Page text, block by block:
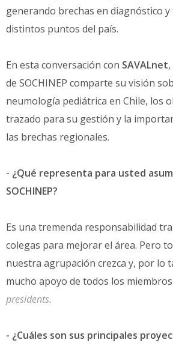
generando brechas en diagnóstico
distintos puntos del país.
En esta conversación con SAVALnet
de SOCHINEP comparte su visión
neumología pediátrica en Chile, los
trazado para su gestión y la
las brechas regionales.
- ¿Qué representa para usted
SOCHINEP?
Es una tremenda responsabilidad
colegas para mejorar el área. Pero
nuestra agrupación crezca y, por lo
mucho apoyo de todos los
presidents.
- ¿Cuáles son sus principales